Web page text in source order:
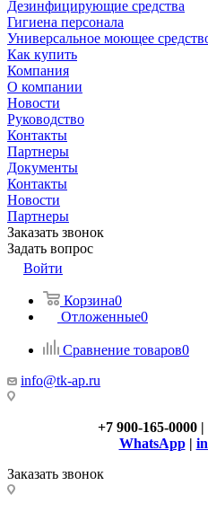
Дезинфицирующие средства
Гигиена персонала
Универсальное моющее
Как купить
Компания
О компании
Новости
Руководство
Контакты
Партнеры
Документы
Контакты
Новости
Партнеры
Заказать звонок
Задать вопрос
Войти
Корзина0
Отложенные0
Сравнение товаров0
info@tk-ap.ru
+7 900-165-0000
WhatsApp|
Заказать звонок